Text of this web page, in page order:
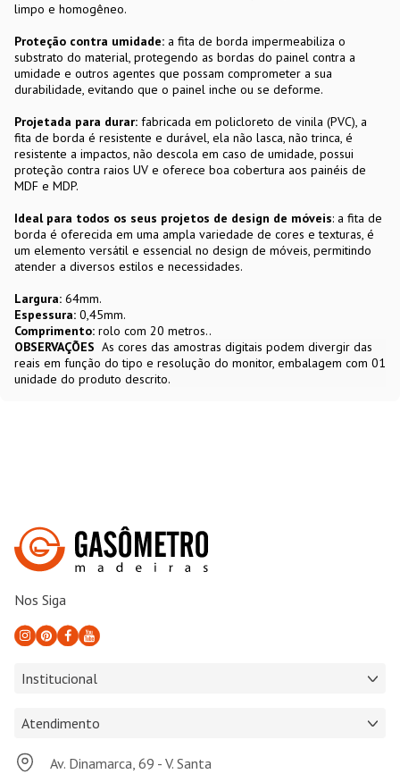
limpo e homogêneo.
Proteção contra umidade: a fita de borda impermeabiliza o
substrato do material, protegendo as bordas do painel contra a
umidade e outros agentes que possam comprometer a sua
durabilidade, evitando que o painel inche ou se deforme.
Projetada para durar: fabricada em policloreto de vinila (PVC), a
fita de borda é resistente e durável, ela não lasca, não trinca, é
resistente a impactos, não descola em caso de umidade, possui
proteção contra raios UV e oferece boa cobertura aos painéis de
MDF e MDP.
Ideal para todos os seus projetos de design de móveis: a fita de
borda é oferecida em uma ampla variedade de cores e texturas, é
um elemento versátil e essencial no design de móveis, permitindo
atender a diversos estilos e necessidades.
Largura: 64mm.
Espessura: 0,45mm.
Comprimento: rolo com 20 metros..
OBSERVAÇÕES As cores das amostras digitais podem divergir das
reais em função do tipo e resolução do monitor, embalagem com 01
unidade do produto descrito.
Nos Siga
Institucional
Atendimento
Av. Dinamarca, 69 - V. Santa